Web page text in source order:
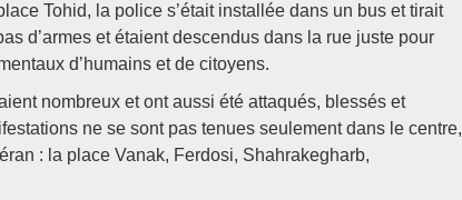
Tohid, la police s’était installée dans un bus et tirait
d’armes et étaient descendus dans la rue juste pour
d’humains et de citoyens.
nombreux et ont aussi été attaqués, blessés et
ne se sont pas tenues seulement dans le centre,
: la place Vanak, Ferdosi, Shahrakegharb,